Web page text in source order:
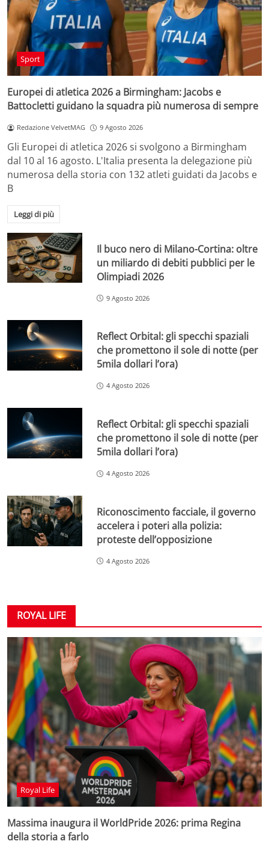
Sport
Europei di atletica 2026 a Birmingham: Jacobs e
Battocletti guidano la squadra più numerosa di sempre
Redazione VelvetMAG 9 Agosto 2026
Gli Europei di atletica 2026 si svolgono a Birmingham
dal 10 al 16 agosto. L'Italia presenta la delegazione più
numerosa della storia con 132 atleti guidati da Jacobs e
B
Leggi di più
Il buco nero di Milano-Cortina: oltre
un miliardo di debiti pubblici per le
Olimpiadi 2026
9 Agosto 2026
Reflect Orbital: gli specchi spaziali
che promettono il sole di notte (per
5mila dollari l’ora)
4 Agosto 2026
Reflect Orbital: gli specchi spaziali
che promettono il sole di notte (per
5mila dollari l’ora)
4 Agosto 2026
Riconoscimento facciale, il governo
accelera i poteri alla polizia:
proteste dell’opposizione
4 Agosto 2026
ROYAL LIFE
Royal Life
Massima inaugura il WorldPride 2026: prima Regina
della storia a farlo